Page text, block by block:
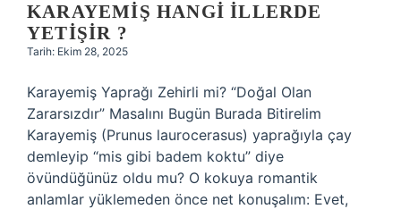
KARAYEMIŞ HANGI ILLERDE
YETIŞIR ?
Tarih: Ekim 28, 2025
Karayemiş Yaprağı Zehirli mi? “Doğal Olan
Zararsızdır” Masalını Bugün Burada Bitirelim
Karayemiş (Prunus laurocerasus) yaprağıyla çay
demleyip “mis gibi badem koktu” diye
övündüğünüz oldu mu? O kokuya romantik
anlamlar yüklemeden önce net konuşalım: Evet,